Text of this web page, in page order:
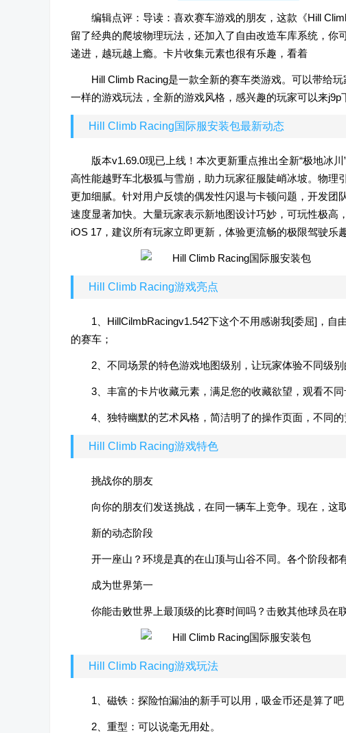
编辑点评：导读：喜欢赛车游戏的朋友，这款《Hill
留了经典的爬坡物理玩法，还加入了自由改造车库系统，
递进，越玩越上瘾。卡片收集元素也很有乐趣，看着
Hill Climb Racing是一款全新的赛车类游戏。可以带给
一样的游戏玩法，全新的游戏风格，感兴趣的玩家可以来j9p
Hill Climb Racing国际服安装包最新动态
版本v1.69.0现已上线！本次更新重点推出全新“极地冰
高性能越野车北极狐与雪崩，助力玩家征服陡峭冰坡。物
更加细腻。针对用户反馈的偶发性闪退与卡顿问题，开发
速度显著加快。大量玩家表示新地图设计巧妙，可玩性极高
iOS 17，建议所有玩家立即更新，体验更流畅的极限驾驶乐趣
Hill Climb Racing游戏亮点
1、HillCilmbRacingv1.542下这个不用感谢我[委屈]，
的赛车；
2、不同场景的特色游戏地图级别，让玩家体验不同级别
3、丰富的卡片收藏元素，满足您的收藏欲望，观看不同
4、独特幽默的艺术风格，简洁明了的操作页面，不同的
Hill Climb Racing游戏特色
挑战你的朋友
向你的朋友们发送挑战，在同一辆车上竞争。现在，这
新的动态阶段
开一座山？环境是真的在山顶与山谷不同。各个阶段都
成为世界第一
你能击败世界上最顶级的比赛时间吗？击败其他球员在
Hill Climb Racing游戏玩法
1、磁铁：探险怕漏油的新手可以用，吸金币还是算了吧
2、重型：可以说毫无用处。